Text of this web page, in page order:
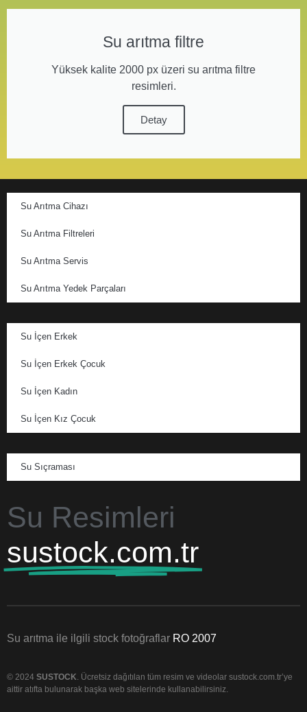
Su arıtma filtre
Yüksek kalite 2000 px üzeri su arıtma filtre
resimleri.
Detay
Su Arıtma Cihazı
Su Arıtma Filtreleri
Su Arıtma Servis
Su Arıtma Yedek Parçaları
Su İçen Erkek
Su İçen Erkek Çocuk
Su İçen Kadın
Su İçen Kız Çocuk
Su Sıçraması
Su Resimleri
sustock.com.tr
Su arıtma ile ilgili stock fotoğraflar RO 2007
© 2024 SUSTOCK . Ücretsiz dağıtılan tüm resim ve videolar sustock.com.tr’ye
aittir atıfta bulunarak başka web sitelerinde kullanabilirsiniz.